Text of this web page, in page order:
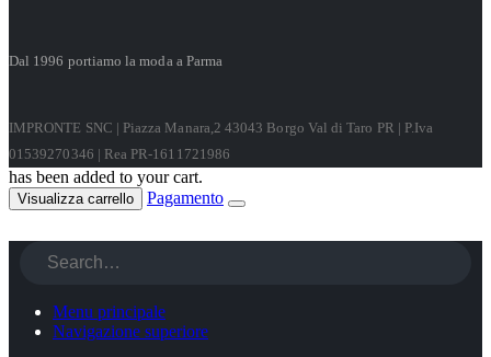
Dal 1996 portiamo la moda a Parma
IMPRONTE SNC | Piazza Manara,2 43043 Borgo Val di Taro PR | P.Iva
01539270346 | Rea PR-1611721986
has been added to your cart.
Visualizza carrello Pagamento
Menu principale
Navigazione superiore